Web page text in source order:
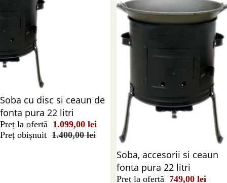
Reducere 22%
Soba cu disc si ceaun de
fonta pura 22 litri
Preț la ofertă 1.099,00 lei
Preț obișnuit 1.400,00 lei
Reducere 25%
Soba, accesorii si ceaun
fonta pura 22 litri
Preț la ofertă 749,00 lei